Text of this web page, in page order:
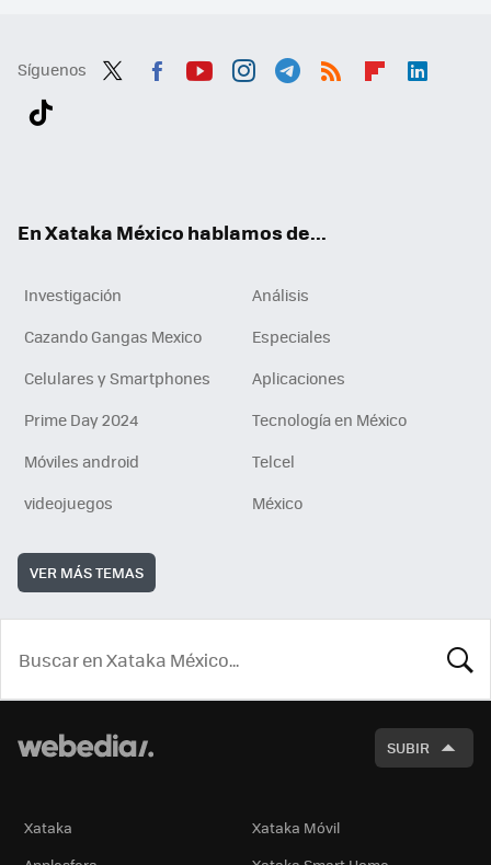
Síguenos
En Xataka México hablamos de...
Investigación
Análisis
Cazando Gangas Mexico
Especiales
Celulares y Smartphones
Aplicaciones
Prime Day 2024
Tecnología en México
Móviles android
Telcel
videojuegos
México
VER MÁS TEMAS
SUBIR
Xataka
Xataka Móvil